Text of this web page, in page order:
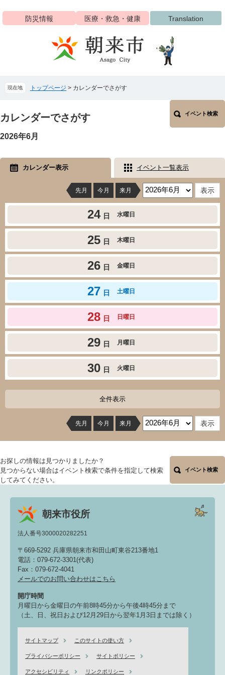
ジ
ュ
へ
防災情報 医療・救急・健康 Translation
現在地 トップページ > カレンダーでさがす
文
カレンダーでさがす イベント検索
2026年6月
カレンダー表示 イベント一覧表示
先月 今月 来月
24 日 水曜日
25 日 木曜日
26 日 金曜日
27 日 土曜日
28 日 日曜日
29 日 月曜日
30 日 火曜日
全件表示
先月 今月 来月
お探しの情報は見つかりましたか？
見つからない場合はイベント検索で条件を指定して検索
してみてください。
イベント検索
朝来市役所
法人番号3000020282251
〒669-5292 兵庫県朝来市和田山町東谷213番地1
電話：079-672-3301(代表)
Fax：079-672-4041
メールでのお問い合わせはこちら
開庁時間
月曜日から金曜日の午前8時45分から午後4時45分まで
（土、日、祝日および12月29日から翌年1月3日までは除く）
サイトマップ このサイトの使い方
プライバシーポリシー サイトポリシー
アクセシビリティ リンクポリシー